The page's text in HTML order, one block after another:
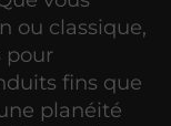
ou classique,
pour
fins que
planéité